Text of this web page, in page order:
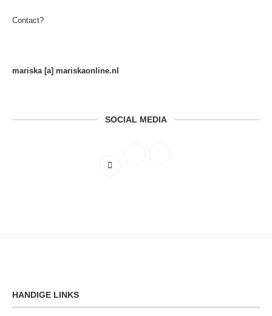
Contact?
mariska [a] mariskaonline.nl
SOCIAL MEDIA
HANDIGE LINKS